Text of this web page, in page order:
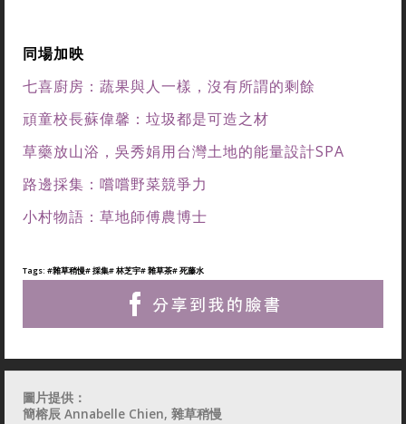
同場加映
七喜廚房：蔬果與人一樣，沒有所謂的剩餘
頑童校長蘇偉馨：垃圾都是可造之材
草藥放山浴，吳秀娟用台灣土地的能量設計SPA
路邊採集：嚐嚐野菜競爭力
小村物語：草地師傅農博士
Tags: #雜草稍慢# 採集# 林芝宇# 雜草茶# 死藤水
圖片提供：
簡榕辰 Annabelle Chien, 雜草稍慢